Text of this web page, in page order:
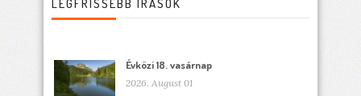
LEGFRISSEBB ÍRÁSOK
Évközi 18. vasárnap
2026. August 01